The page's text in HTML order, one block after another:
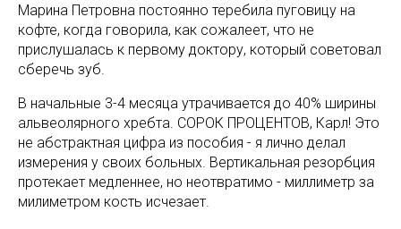
Марина Петровна постоянно теребила пуговицу на
кофте, когда говорила, как сожалеет, что не
прислушалась к первому доктору, который советовал
сберечь зуб.
В начальные 3-4 месяца утрачивается до 40% ширины
альвеолярного хребта. СОРОК ПРОЦЕНТОВ, Карл! Это
не абстрактная цифра из пособия - я лично делал
измерения у своих больных. Вертикальная резорбция
протекает медленнее, но неотвратимо - миллиметр за
милиметром кость исчезает.